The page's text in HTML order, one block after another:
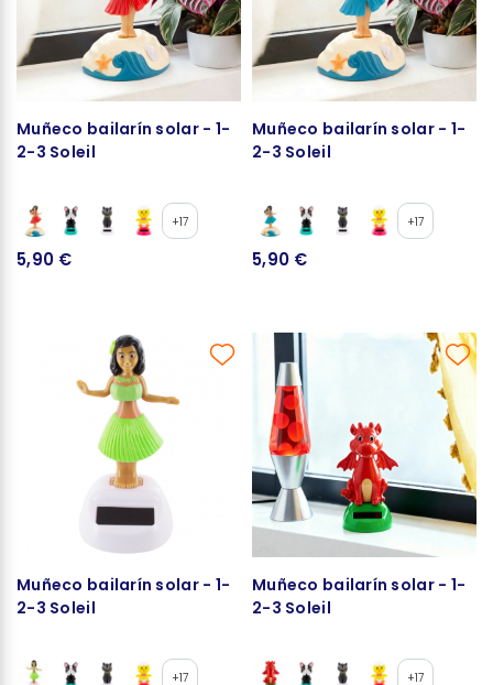
Muñeco bailarín solar - 1-
2-3 Soleil
+17
5,90 €
Muñeco bailarín solar - 1-
2-3 Soleil
+17
5,90 €
Muñeco bailarín solar - 1-
2-3 Soleil
+17
Muñeco bailarín solar - 1-
2-3 Soleil
+17